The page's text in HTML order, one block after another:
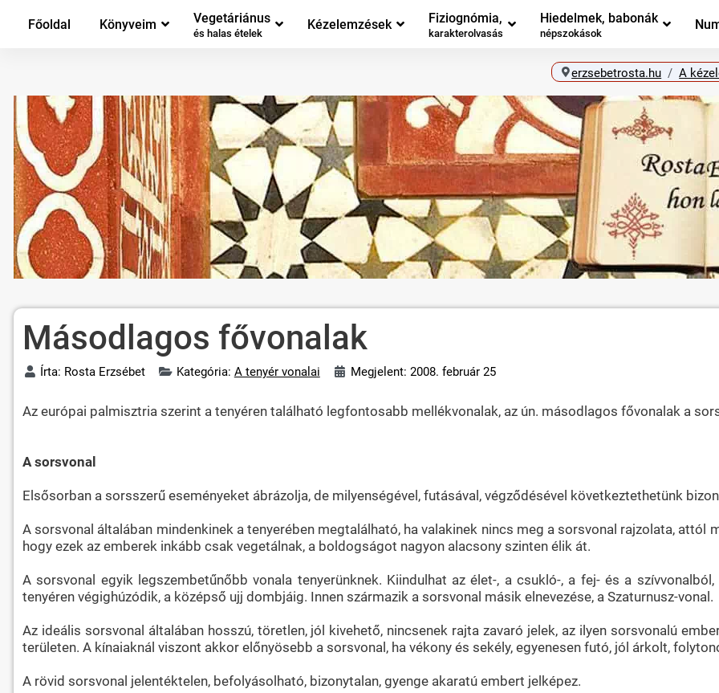
Főoldal Könyveim Vegetáriánus
és halas ételek
Kézelemzések Fiziognómia,
karakterolvasás
Hiedelmek, babonák
népszokások
erzsebetrosta.hu A
Másodlagos fővonalak
Írta: Rosta Erzsébet Kategória: A tenyér vonalai Megjelent: 2008. február 25
Az európai palmisztria szerint a tenyéren található legfontosabb mellékvonalak, az ún. másodlagos fővonalak a
A sorsvonal
Elsősorban a sorsszerű eseményeket ábrázolja, de milyenségével, futásával, végződésével következtethetünk
A sorsvonal általában mindenkinek a tenyerében megtalálható, ha valakinek nincs meg a sorsvonal rajzolata, attól
hogy ezek az emberek inkább csak vegetálnak, a boldogságot nagyon alacsony szinten élik át.
A sorsvonal egyik legszembetűnőbb vonala tenyerünknek. Kiindulhat az élet-, a csukló-, a fej- és a
tenyéren végighúzódik, a középső ujj dombjáig. Innen származik a sorsvonal másik elnevezése, a Szaturnusz-vonal.
Az ideális sorsvonal általában hosszú, töretlen, jól kivehető, nincsenek rajta zavaró jelek, az ilyen sorsvonalú
területen. A kínaiaknál viszont akkor előnyösebb a sorsvonal, ha vékony és sekély, egyenesen futó, jól árkolt,
A rövid sorsvonal jelentéktelen, befolyásolható, bizonytalan, gyenge akaratú embert jelképez.